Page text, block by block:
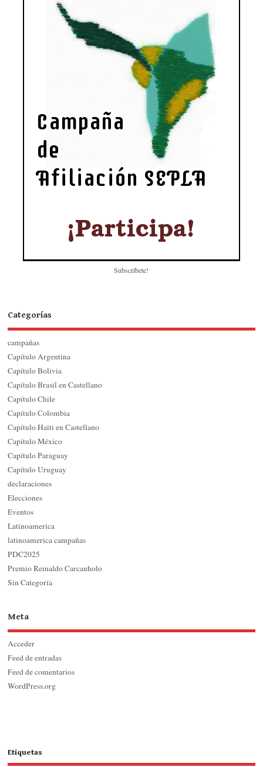
Subscríbete!
Categorías
campañas
Capítulo Argentina
Capítulo Bolivia
Capítulo Brasil en Castellano
Capítulo Chile
Capítulo Colombia
Capítulo Haiti en Castellano
Capítulo México
Capítulo Paraguay
Capítulo Uruguay
declaraciones
Elecciones
Eventos
Latinoamerica
latinoamerica campañas
PDC2025
Premio Reinaldo Carcanholo
Sin Categoría
Meta
Acceder
Feed de entradas
Feed de comentarios
WordPress.org
Etiquetas